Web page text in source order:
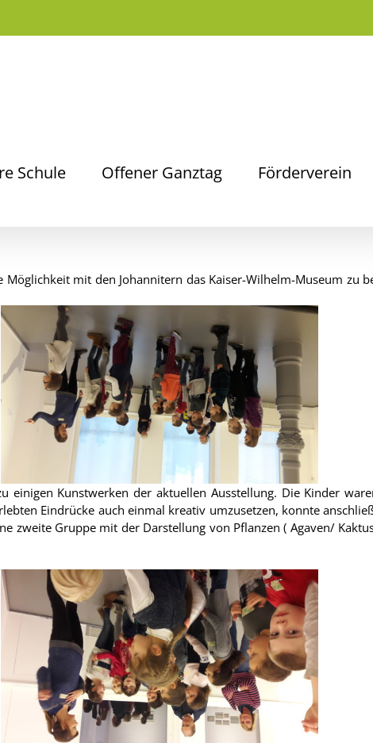
Schule Offener Ganztag Förderverein
mit den Johannitern das Kaiser-Wilhelm-Museum zu
einigen Kunstwerken der aktuellen Ausstellung. Die Kinder
Eindrücke auch einmal kreativ umzusetzen, konnte
zweite Gruppe mit der Darstellung von Pflanzen ( Agaven/